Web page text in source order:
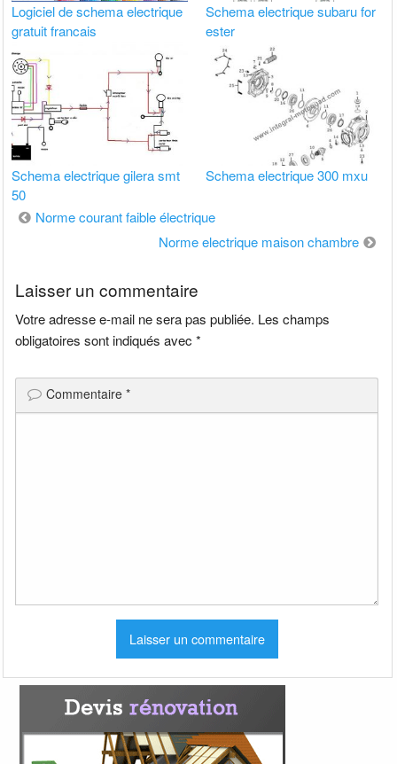
Logiciel de schema electrique
gratuit francais
Schema electrique subaru for
ester
Schema electrique gilera smt
50
Schema electrique 300 mxu
Navigation
Norme courant faible électrique
Norme electrique maison chambre
Laisser un commentaire
Votre adresse e-mail ne sera pas publiée. Les champs
obligatoires sont indiqués avec*
Commentaire*